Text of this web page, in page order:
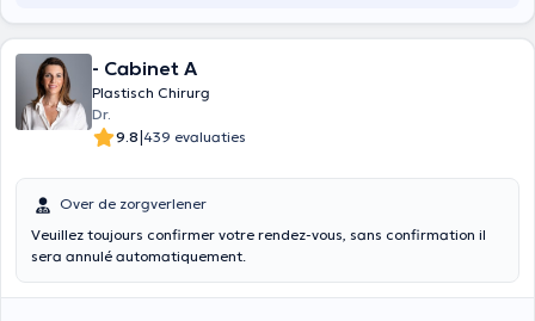
- Cabinet A
Plastisch Chirurg
Dr.
9.8|439 evaluaties
Over de zorgverlener
Veuillez toujours confirmer votre rendez-vous, sans confirmation il
sera annulé automatiquement.